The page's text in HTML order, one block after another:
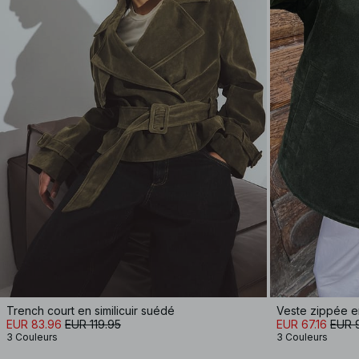
Trench court en similicuir suédé
EUR 83.96 EUR 119.95
3 Couleurs
Veste zippée
EUR 67.16 EUR
3 Couleurs